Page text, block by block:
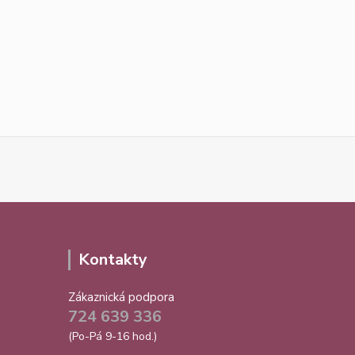
Kontakty
Zákaznická podpora
724 639 336
(Po-Pá 9-16 hod.)